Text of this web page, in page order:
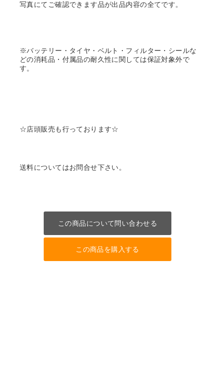
写真にてご確認できます品が出品内容の全てです。
※バッテリー・タイヤ・ベルト・フィルター・シールな
どの消耗品・付属品の耐久性に関しては保証対象外で
す。
☆店頭販売も行っております☆
送料についてはお問合せ下さい。
この商品について問い合わせる
この商品を購入する